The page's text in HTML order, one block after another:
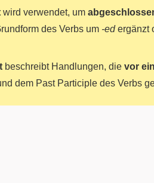
wird verwendet, um
des Verbs um -edergänzt
beschreibt Handlungen, die vor
dem Past Participle des Verbs